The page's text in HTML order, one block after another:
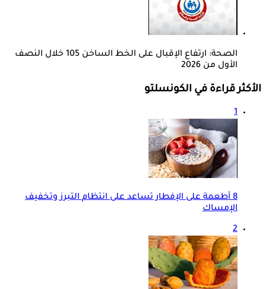
الصحة: ارتفاع الإقبال على الخط الساخن 105 خلال النصف
الأول من 2026
الأكثر قراءة في الكونسلتو
1
8 أطعمة على الإفطار تساعد على انتظام التبرز وتخفيف
الإمساك
2